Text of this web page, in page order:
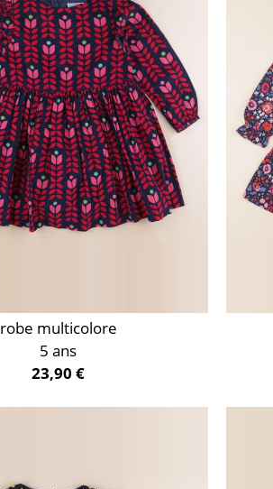
robe multicolore
5 ans
23,90 €